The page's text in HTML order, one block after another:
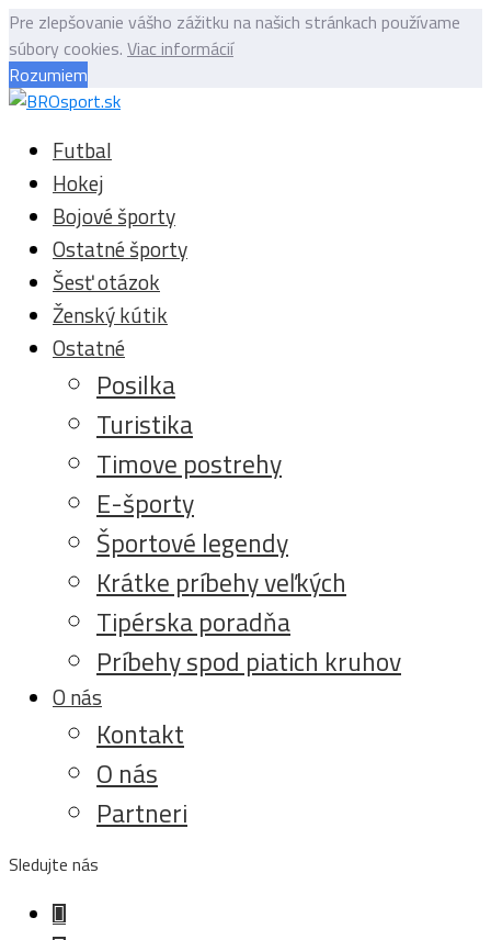
Pre zlepšovanie vášho zážitku na našich stránkach používame
súbory cookies. Viac informácií
Rozumiem
Futbal
Hokej
Bojové športy
Ostatné športy
Šesť otázok
Ženský kútik
Ostatné
Posilka
Turistika
Timove postrehy
E-športy
Športové legendy
Krátke príbehy veľkých
Tipérska poradňa
Príbehy spod piatich kruhov
O nás
Kontakt
O nás
Partneri
Sledujte nás